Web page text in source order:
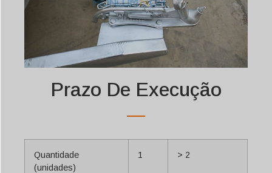
Prazo De Execução
Quantidade
(unidades)
1 > 2